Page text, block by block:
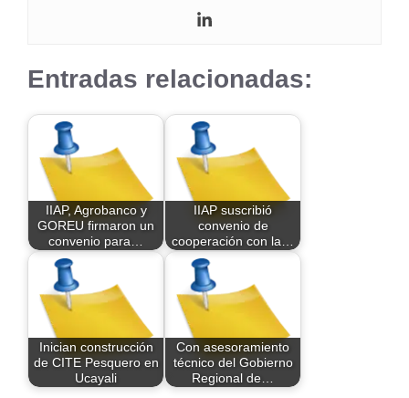
Entradas relacionadas:
IIAP, Agrobanco y
GOREU firmaron un
convenio para…
IIAP suscribió
convenio de
cooperación con la…
Inician construcción
de CITE Pesquero en
Ucayali
Con asesoramiento
técnico del Gobierno
Regional de…